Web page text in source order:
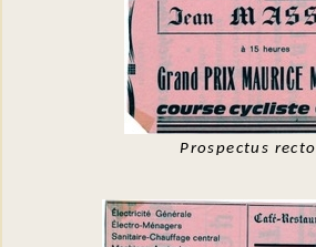
Prospectus recto